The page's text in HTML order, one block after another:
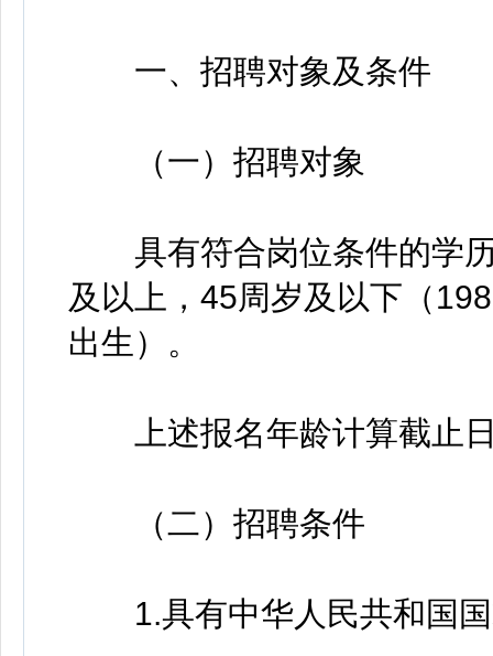
一、招聘对象及条件
（一）招聘对象
具有符合岗位条件的学历
及以上，45周岁及以下（
出生）。
上述报名年龄计算截止日
（二）招聘条件
1.具有中华人民共和国国